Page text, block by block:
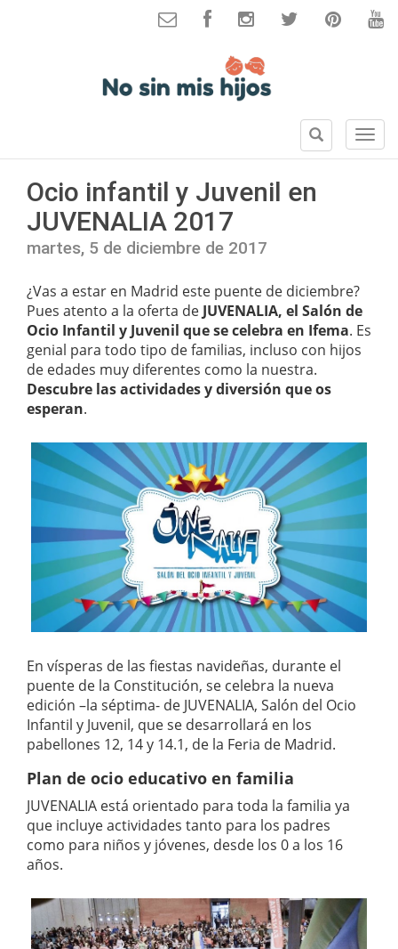
S
e
B
u
c
Ocio infantil y Juvenil en
JUVENALIA 2017
martes, 5 de diciembre de 2017
¿Vas a estar en Madrid este puente de diciembre?
Pues atento a la oferta de JUVENALIA, el Salón de
Ocio Infantil y Juvenil que se celebra en Ifema. Es
genial para todo tipo de familias, incluso con hijos
de edades muy diferentes como la nuestra.
Descubre las actividades y diversión que os
esperan.
En vísperas de las fiestas navideñas, durante el
puente de la Constitución, se celebra la nueva
edición –la séptima- de JUVENALIA, Salón del Ocio
Infantil y Juvenil, que se desarrollará en los
pabellones 12, 14 y 14.1, de la Feria de Madrid.
Plan de ocio educativo en familia
JUVENALIA está orientado para toda la familia ya
que incluye actividades tanto para los padres
como para niños y jóvenes, desde los 0 a los 16
años.